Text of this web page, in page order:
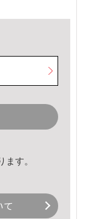
す。
て